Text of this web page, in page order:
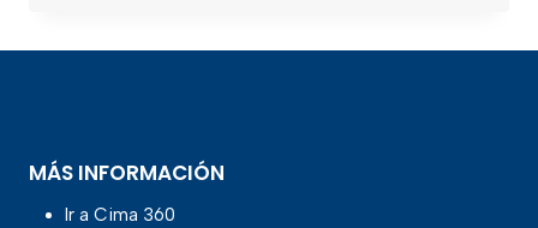
MÁS INFORMACIÓN
Ir a Cima 360